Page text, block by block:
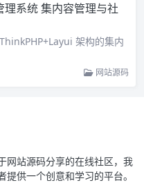
系统 集内容管理与社
架构的集内
网站源码
网站源码分享的在线社区，我
供一个创意和学习的平台。